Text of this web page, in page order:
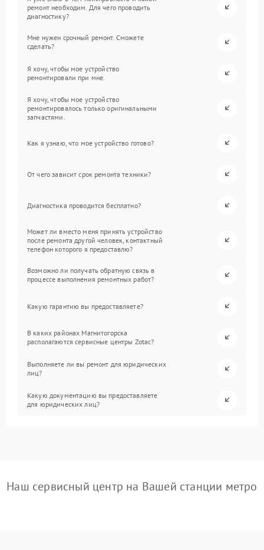
ремонт необходим. Для чего проводить
диагностику?
Мне нужен срочный ремонт. Сможете
сделать?
Я хочу, чтобы мое устройство
ремонтировали при мне.
Я хочу, чтобы мое устройство
ремонтировалось только оригинальными
запчастями.
Как я узнаю, что мое устройство готово?
От чего зависит срок ремонта техники?
Диагностика проводится бесплатно?
Может ли вместо меня принять устройство
после ремонта другой человек, контактный
телефон которого я предоставлю?
Возможно ли получать обратную связь в
процессе выполнения ремонтных работ?
Какую гарантию вы предоставляете?
В каких районах Магнитогорска
располагаются сервисные центры Zotac?
Выполняете ли вы ремонт для юридических
лиц?
Какую документацию вы предоставляете
для юридических лиц?
Наш сервисный центр на Вашей станции метро